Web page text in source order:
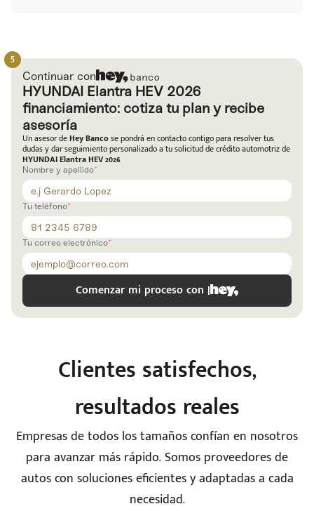
Continuar con
HYUNDAI Elantra HEV 2026
financiamiento: cotiza tu plan y recibe
asesoría
Un asesor deHey Bancose pondrá en contacto contigo para resolver tus
dudas y dar seguimiento personalizado a tu solicitud de crédito automotriz de
HYUNDAI Elantra HEV 2026
Nombre y apellido
Tu teléfono
Tu correo electrónico
Comenzar mi proceso con |
Clientes satisfechos,
resultados reales
Empresas de todos los tamaños confían en nosotros
para avanzar más rápido. Somos proveedores de
autos con soluciones eficientes y adaptadas a cada
necesidad.